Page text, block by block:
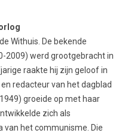
Withuis. De bekende
2009) werd grootgebracht in
raakte hij zijn geloof in
redacteur van het dagblad
groeide op met haar
zich als
van het communisme. Die